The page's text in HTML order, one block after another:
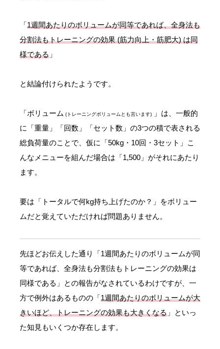
「1週間あたりのボリュームが同等であれば、全身法も
分割法もトレーニングの効果 (筋力向上・筋肥大) は同
様である 」
と結論付けられたようです。
「ボリューム (トレーニングボリュームとも言います)
」は、一般的
に「重量」「回数」「セット数」の3つの積で表される
総負荷量のことで、仮に「50kg・10回・3セット」こ
んなメニューを組んだ場合は「1,500」がそれにあたり
ます。
要は「トータルで何kg持ち上げたのか？」をボリュー
ムだと覚えていただければ問題ありません。
先ほどお伝えした通り「1週間あたりのボリュームが同
等であれば、全身法も分割法もトレーニングの効果は
同様である」との報告がなされているわけですが、一
方で例外はあるものの「1週間あたりのボリュームが大
きいほど、トレーニングの効果も大きくなる 」といっ
た知見もいくつか存在します。